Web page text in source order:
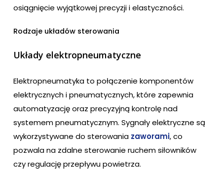
osiągnięcie wyjątkowej precyzji i elastyczności.
Rodzaje układów sterowania
Układy elektropneumatyczne
Elektropneumatyka to połączenie komponentów
elektrycznych i pneumatycznych, które zapewnia
automatyzację oraz precyzyjną kontrolę nad
systemem pneumatycznym. Sygnały elektryczne są
wykorzystywane do sterowania zaworami, co
pozwala na zdalne sterowanie ruchem siłowników
czy regulację przepływu powietrza.